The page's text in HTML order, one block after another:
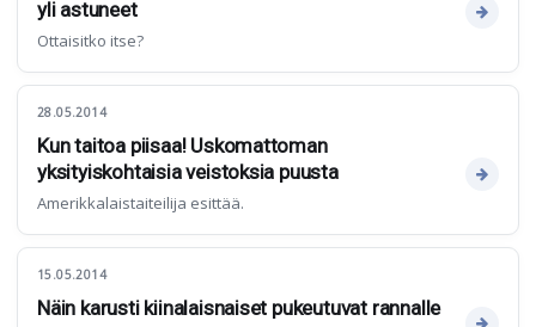
yli astuneet
Ottaisitko itse?
28.05.2014
Kun taitoa piisaa! Uskomattoman
yksityiskohtaisia veistoksia puusta
Amerikkalaistaiteilija esittää.
15.05.2014
Näin karusti kiinalaisnaiset pukeutuvat rannalle